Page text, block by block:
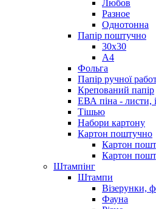
Любов
Разное
Однотонна
Папір поштучно
30х30
А4
Фольга
Папір ручної
Крепований папір
ЕВА піна - листи,
Тішью
Набори картону
Картон поштучно
Картон
Картон
Штампінг
Штампи
Візерунки,
Фауна